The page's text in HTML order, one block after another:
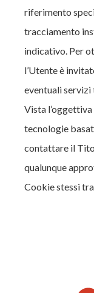
riferimento
tracciamento
indicativo. Per
l’Utente è
eventuali servizi
Vista
tecnologie
contattare il
qualunque
Cookie stessi